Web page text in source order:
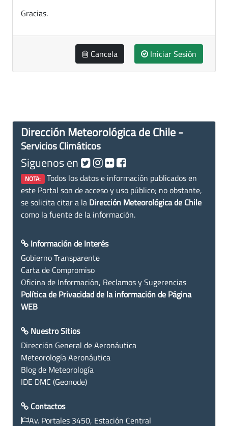
Gracias.
Cancela Iniciar Sesión
Dirección Meteorológica de Chile -
Servicios Climáticos
Siguenos en
NOTA: Todos los datos e información publicados en
este Portal son de acceso y uso público; no obstante,
se solicita citar a la Dirección Meteorológica de Chile
como la fuente de la información.
Información de Interés
Gobierno Transparente
Carta de Compromiso
Oficina de Información, Reclamos y Sugerencias
Política de Privacidad de la información de Página
WEB
Nuestro Sitios
Dirección General de Aeronáutica
Meteorología Aeronáutica
Blog de Meteorología
IDE DMC (Geonode)
Contactos
Av. Portales 3450, Estación Central